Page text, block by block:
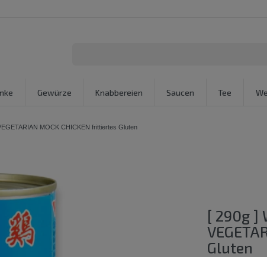
Gewürze Knabbereien Saucen Tee
MOCK CHICKEN frittiertes Gluten
[ 290g ]
Gluten